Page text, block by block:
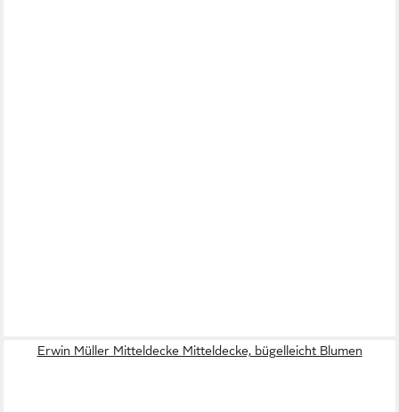
Erwin Müller Mitteldecke Mitteldecke, bügelleicht Blumen